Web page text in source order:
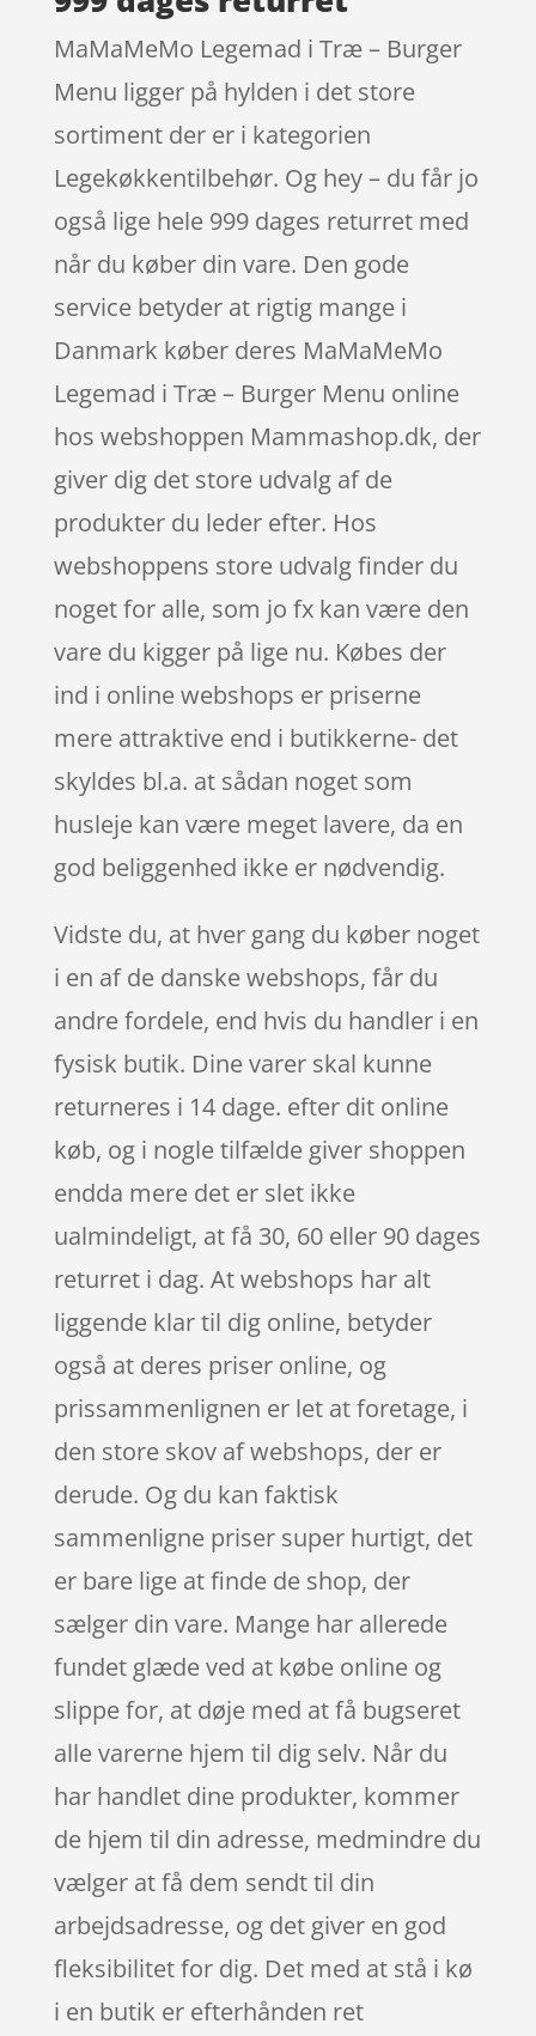
MaMaMeMo Legemad i Træ – Burger
Menu ligger på hylden i det store
sortiment der er i kategorien
Legekøkkentilbehør. Og hey – du får jo
også lige hele 999 dages returret med
når du køber din vare. Den gode
service betyder at rigtig mange i
Danmark køber deres MaMaMeMo
Legemad i Træ – Burger Menu online
hos webshoppen Mammashop.dk, der
giver dig det store udvalg af de
produkter du leder efter. Hos
webshoppens store udvalg finder du
noget for alle, som jo fx kan være den
vare du kigger på lige nu. Købes der
ind i online webshops er priserne
mere attraktive end i butikkerne- det
skyldes bl.a. at sådan noget som
husleje kan være meget lavere, da en
god beliggenhed ikke er nødvendig.
Vidste du, at hver gang du køber noget
i en af de danske webshops, får du
andre fordele, end hvis du handler i en
fysisk butik. Dine varer skal kunne
returneres i 14 dage. efter dit online
køb, og i nogle tilfælde giver shoppen
endda mere det er slet ikke
ualmindeligt, at få 30, 60 eller 90 dages
returret i dag. At webshops har alt
liggende klar til dig online, betyder
også at deres priser online, og
prissammenlignen er let at foretage, i
den store skov af webshops, der er
derude. Og du kan faktisk
sammenligne priser super hurtigt, det
er bare lige at finde de shop, der
sælger din vare. Mange har allerede
fundet glæde ved at købe online og
slippe for, at døje med at få bugseret
alle varerne hjem til dig selv. Når du
har handlet dine produkter, kommer
de hjem til din adresse, medmindre du
vælger at få dem sendt til din
arbejdsadresse, og det giver en god
fleksibilitet for dig. Det med at stå i kø
i en butik er efterhånden ret